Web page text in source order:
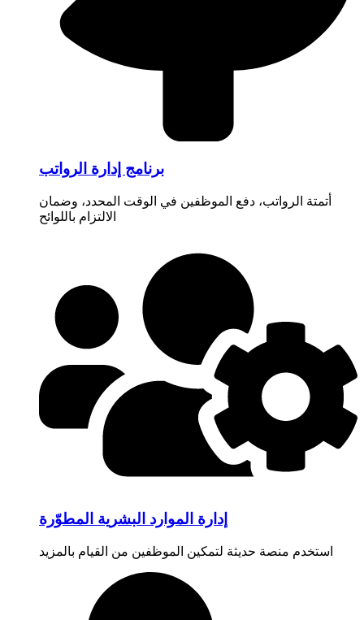
برنامج إدارة الرواتب
أتمتة الرواتب، دفع الموظفين في الوقت المحدد، وضمان
الالتزام باللوائح
إدارة الموارد البشرية المطوّرة
استخدم منصة حديثة لتمكين الموظفين من القيام بالمزيد